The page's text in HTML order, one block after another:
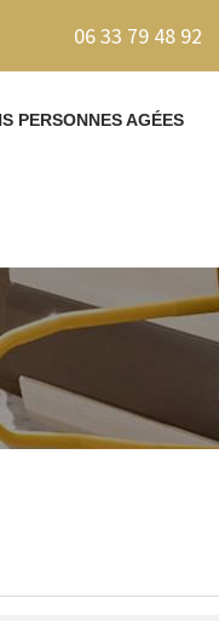
06 33 79 48 92
PERSONNES AGÉES